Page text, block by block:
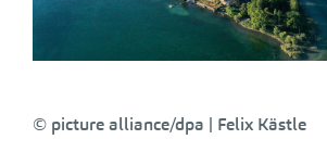
© picture alliance/dpa | Felix Kästle